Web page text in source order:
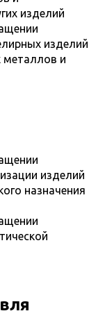
изделий
изделий
металлов и
изделий
назначения